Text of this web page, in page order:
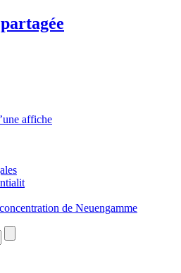
affiche
de Neuengamme